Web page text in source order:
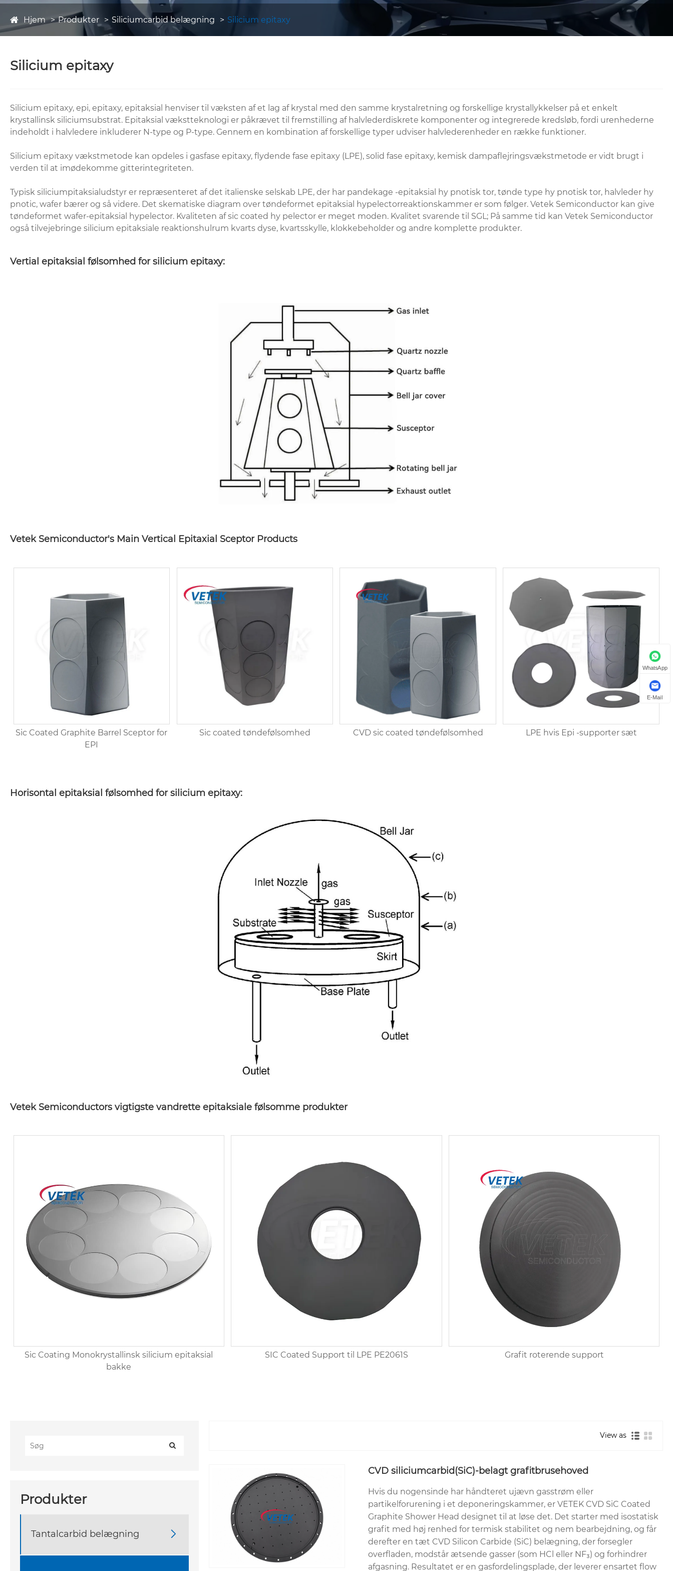
Hjem Produkter Siliciumcarbid belægning Silicium epitaxy
Silicium epitaxy
Silicium epitaxy, epi, epitaxy, epitaksial henviser til væksten af ​​et lag af krystal med den samme krystalretning og forskellige krystallykkelser på et enkelt
krystallinsk siliciumsubstrat. Epitaksial vækstteknologi er påkrævet til fremstilling af halvlederdiskrete komponenter og integrerede kredsløb, fordi urenhederne
indeholdt i halvledere inkluderer N-type og P-type. Gennem en kombination af forskellige typer udviser halvlederenheder en række funktioner.
Silicium epitaxy vækstmetode kan opdeles i gasfase epitaxy, flydende fase epitaxy (LPE), solid fase epitaxy, kemisk dampaflejringsvækstmetode er vidt brugt i
verden til at imødekomme gitterintegriteten.
Typisk siliciumpitaksialudstyr er repræsenteret af det italienske selskab LPE, der har pandekage -epitaksial hy pnotisk tor, tønde type hy pnotisk tor, halvleder hy
pnotic, wafer bærer og så videre. Det skematiske diagram over tøndeformet epitaksial hypelectorreaktionskammer er som følger. Vetek Semiconductor kan give
tøndeformet wafer-epitaksial hypelector. Kvaliteten af ​​sic coated hy pelector er meget moden. Kvalitet svarende til SGL; På samme tid kan Vetek Semiconductor
også tilvejebringe silicium epitaksiale reaktionshulrum kvarts dyse, kvartsskylle, klokkebeholder og andre komplette produkter.
Vertial epitaksial følsomhed for silicium epitaxy:
Vetek Semiconductor's Main Vertical Epitaxial Sceptor Products
Sic Coated Graphite Barrel Sceptor for
EPI
Sic coated tøndefølsomhed CVD sic coated tøndefølsomhed LPE hvis Epi -supporter sæt
Horisontal epitaksial følsomhed for silicium epitaxy:
Vetek Semiconductors vigtigste vandrette epitaksiale følsomme produkter
Sic Coating Monokrystallinsk silicium epitaksial
bakke
SIC Coated Support til LPE PE2061S Grafit roterende support
Produkter
Tantalcarbid belægning 
View as
CVD siliciumcarbid(SiC)-belagt grafitbrusehoved
Hvis du nogensinde har håndteret ujævn gasstrøm eller
partikelforurening i et deponeringskammer, er VETEK CVD SiC Coated
Graphite Shower Head designet til at løse det. Det starter med isostatisk
grafit med høj renhed for termisk stabilitet og nem bearbejdning, og får
derefter en tæt CVD Silicon Carbide (SiC) belægning, der forsegler
overfladen, modstår ætsende gasser (som HCl eller NF₃) og forhindrer
afgasning. Resultatet er en gasfordelingsplade, der leverer ensartet flow
WhatsApp
E-Mail